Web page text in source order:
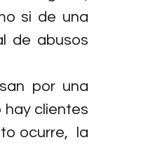
si de una
de abusos
por una
hay clientes
ocurre,  la